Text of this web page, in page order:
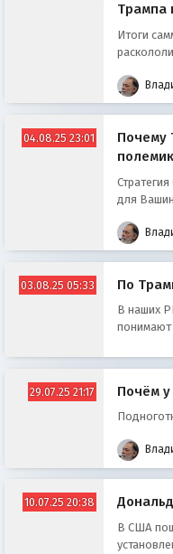
Трампа
Итоги
04.08.25 23:01
Почему
для
03.08.25 05:33 По
В наших
понимают
29.07.25 21:17 Почём
10.07.25 20:38
В США